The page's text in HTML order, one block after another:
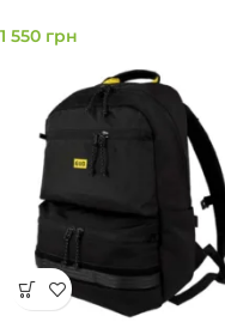
1 550 грн